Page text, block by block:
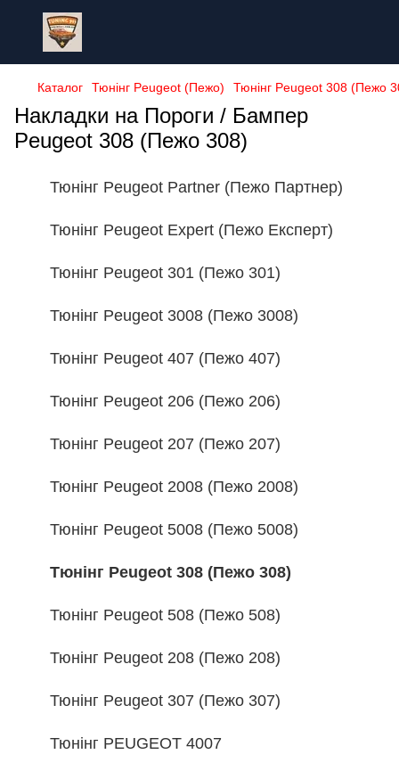
Каталог Тюнінг Peugeot (Пежо) Тюнінг Peugeot 308 (Пежо
Накладки на Пороги / Бампер
Peugeot 308 (Пежо 308)
Тюнінг Peugeot Partner (Пежо Партнер)
Тюнінг Peugeot Expert (Пежо Експерт)
Тюнінг Peugeot 301 (Пежо 301)
Тюнінг Peugeot 3008 (Пежо 3008)
Тюнінг Peugeot 407 (Пежо 407)
Тюнінг Peugeot 206 (Пежо 206)
Тюнінг Peugeot 207 (Пежо 207)
Тюнінг Peugeot 2008 (Пежо 2008)
Тюнінг Peugeot 5008 (Пежо 5008)
Тюнінг Peugeot 308 (Пежо 308)
Тюнінг Peugeot 508 (Пежо 508)
Тюнінг Peugeot 208 (Пежо 208)
Тюнінг Peugeot 307 (Пежо 307)
Тюнінг PEUGEOT 4007